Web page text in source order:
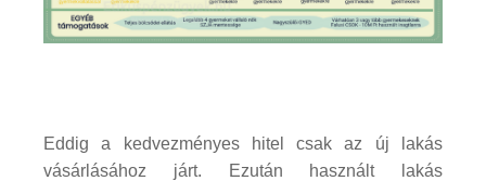
Eddig a kedvezményes hitel csak az új lakás
vásárlásához járt. Ezután használt lakás